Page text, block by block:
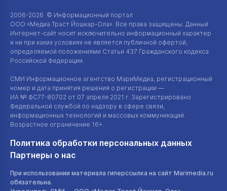
2006-2026 © Информационный портал
ООО «Медиа Траст Йошкар-Ола». Все права защищены. Данный
Интернет-сайт носит исключительно информационный характер
и ни при каких условиях не является публичной офертой,
определяемой положениями Статьи 437 Гражданского кодекса
Российской Федерации.
СМИ Информационное агентство МариМедиа, регистрационный
номер и дата принятия решения о регистрации —
ИА № ФС77-80702 от 07 апреля 2021 г. Зарегистрировано
Федеральной службой по надзору в сфере связи,
информационных технологий и массовых коммуникаций.
Возрастное ограничение 16+.
Политика обработки персональных данных
Партнеры о нас
При использовании материала гиперссылка на сайт Marimedia.ru
обязательна.